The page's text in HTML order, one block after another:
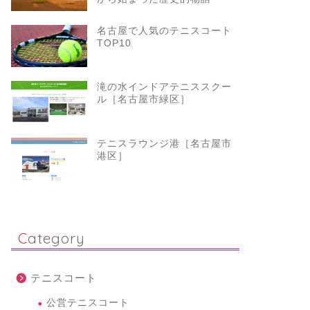
名古屋で人気のテニスコート
TOP10
滝の水インドアテニススクー
ル［名古屋市緑区］
テニスラウンジ港［名古屋市
港区］
Category
テニスコート
公営テニスコート